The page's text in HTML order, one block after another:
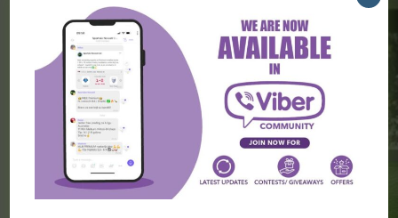
ODGOVORITE
Comment: